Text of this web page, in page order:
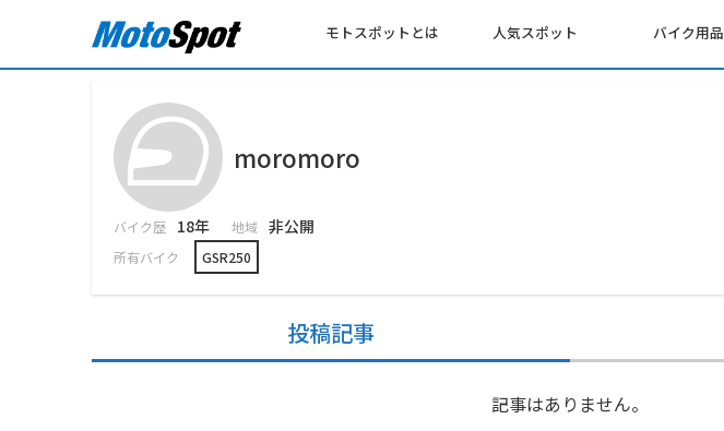
モトスポットとは 人気スポット バイク用品
moromoro
バイク歴 18年 地域 非公開
所有バイク GSR250
投稿記事
記事はありません。